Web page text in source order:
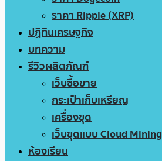
ราคา Ripple (XRP)
ปฏิทินเศรษฐกิจ
บทความ
รีวิวผลิตภัณฑ์
เว็บซื้อขาย
กระเป๋าเก็บเหรียญ
เครื่องขุด
เว็บขุดแบบ Cloud Mining
ห้องเรียน